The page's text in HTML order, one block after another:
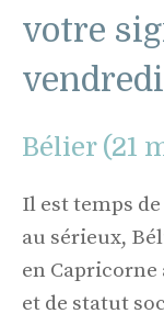
votre
Bélier (21
Il est temps
au sérieux,
en
et de statut